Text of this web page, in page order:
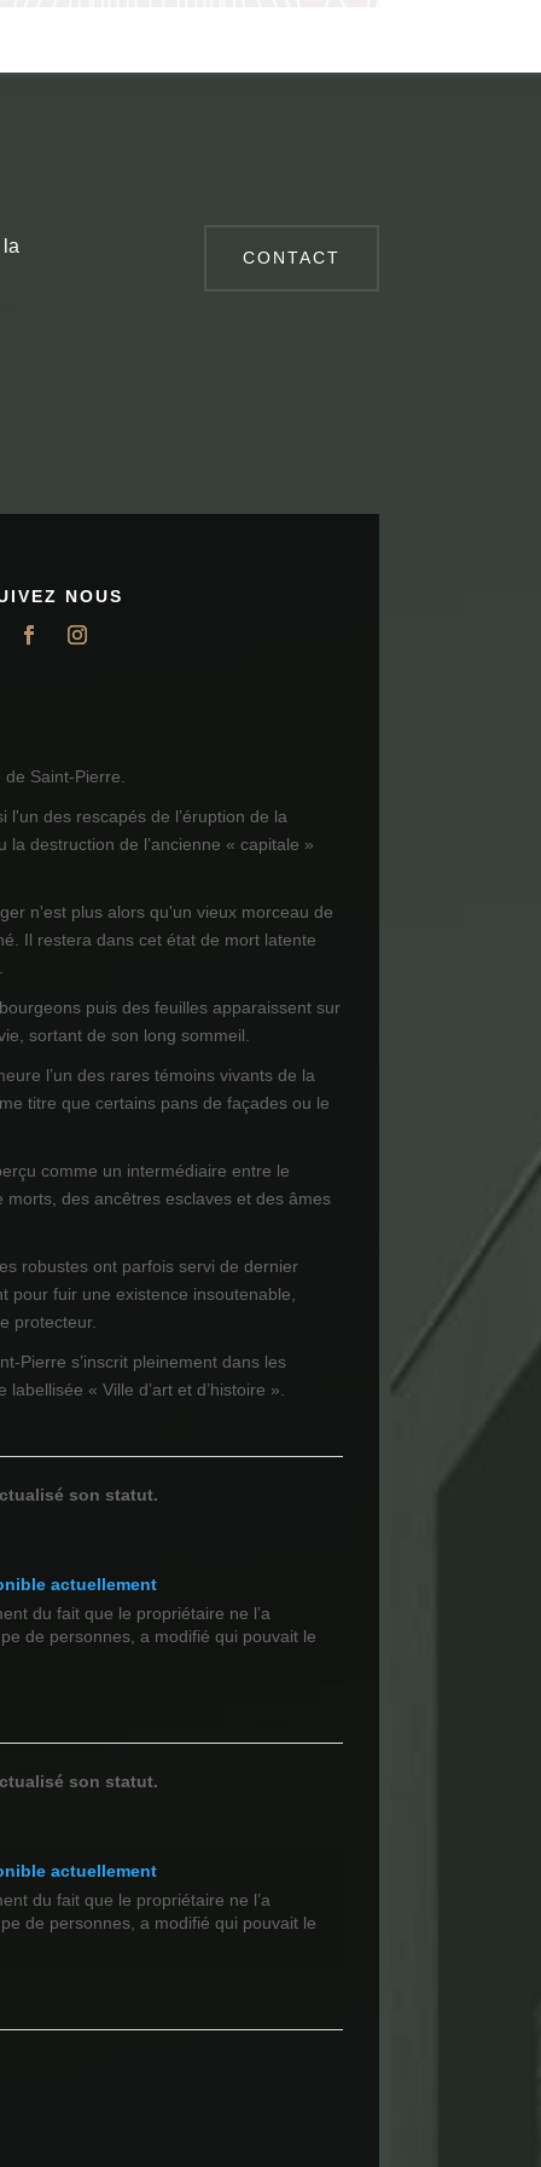
la
CONTACT
NOUS
Saint-Pierre.
l'un des rescapés de l’éruption de la
destruction de l’ancienne « capitale »
n'est plus alors qu'un vieux morceau de
Il restera dans cet état de mort latente
puis des feuilles apparaissent sur
sortant de son long sommeil.
l’un des rares témoins vivants de la
titre que certains pans de façades ou le
comme un intermédiaire entre le
des ancêtres esclaves et des âmes
robustes ont parfois servi de dernier
pour fuir une existence insoutenable,
protecteur.
Pierre s’inscrit pleinement dans les
« Ville d’art et d’histoire ».
son statut.
actuellement
du fait que le propriétaire ne l’a
de personnes, a modifié qui pouvait le
son statut.
actuellement
du fait que le propriétaire ne l’a
de personnes, a modifié qui pouvait le